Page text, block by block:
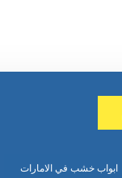
ابواب خشب في الامارات